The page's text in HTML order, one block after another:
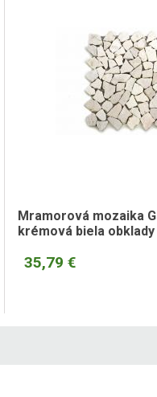
Mramorová mozaika
krémová biela obklady
35,79 €